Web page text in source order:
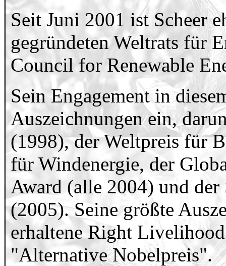
Seit Juni 2001 ist Scheer
gegründeten Weltrats für
Council for Renewable
Sein Engagement in
Auszeichnungen ein,
(1998), der Weltpreis für
für Windenergie, der
Award (alle 2004) und
(2005). Seine größte
erhaltene Right
"Alternative Nobelpreis".